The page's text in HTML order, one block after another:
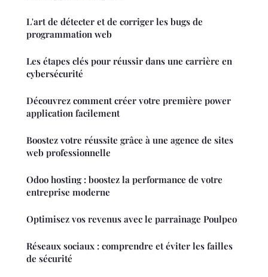
L'art de détecter et de corriger les bugs de
programmation web
Les étapes clés pour réussir dans une carrière en
cybersécurité
Découvrez comment créer votre première power
application facilement
Boostez votre réussite grâce à une agence de sites
web professionnelle
Odoo hosting : boostez la performance de votre
entreprise moderne
Optimisez vos revenus avec le parrainage Poulpeo
Réseaux sociaux : comprendre et éviter les failles
de sécurité